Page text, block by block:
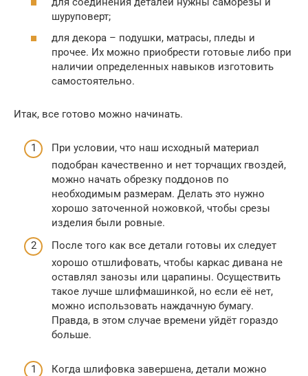
шуруповерт;
для декора – подушки, матрасы, пледы и
прочее. Их можно приобрести готовые либо при
наличии определенных навыков изготовить
самостоятельно.
Итак, все готово можно начинать.
При условии, что наш исходный материал
подобран качественно и нет торчащих гвоздей,
можно начать обрезку поддонов по
необходимым размерам. Делать это нужно
хорошо заточенной ножовкой, чтобы срезы
изделия были ровные.
После того как все детали готовы их следует
хорошо отшлифовать, чтобы каркас дивана не
оставлял занозы или царапины. Осуществить
такое лучше шлифмашинкой, но если её нет,
можно использовать наждачную бумагу.
Правда, в этом случае времени уйдёт гораздо
больше.
Когда шлифовка завершена, детали можно